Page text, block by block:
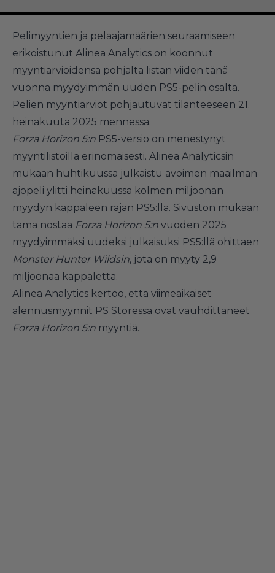
Pelimyyntien ja pelaajamäärien seuraamiseen
erikoistunut Alinea Analytics on koonnut
myyntiarvioidensa pohjalta listan viiden tänä
vuonna myydyimmän uuden PS5-pelin osalta.
Pelien myyntiarviot pohjautuvat tilanteeseen 21.
heinäkuuta 2025 mennessä.
Forza Horizon 5:n PS5-versio on menestynyt
myyntilistoilla erinomaisesti. Alinea Analyticsin
mukaan huhtikuussa julkaistu avoimen maailman
ajopeli ylitti heinäkuussa kolmen miljoonan
myydyn kappaleen rajan PS5:llä. Sivuston mukaan
tämä nostaa Forza Horizon 5:n vuoden 2025
myydyimmäksi uudeksi julkaisuksi PS5:llä ohittaen
Monster Hunter Wildsin, jota on myyty 2,9
miljoonaa kappaletta.
Alinea Analytics kertoo, että viimeaikaiset
alennusmyynnit PS Storessa ovat vauhdittaneet
Forza Horizon 5:n myyntiä.